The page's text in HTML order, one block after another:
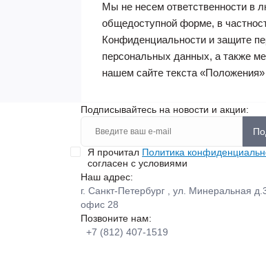
Мы не несем ответственности в
общедоступной форме, в
Конфиденциальности и защите
персональных данных, а также
нашем сайте текста
Подписывайтесь на новости и акции:
Я прочитал Политика
согласен с условиями
Наш адрес:
г. Санкт-Петербург , ул. Минеральная
офис 28
Позвоните нам:
+7 (812) 407-1519